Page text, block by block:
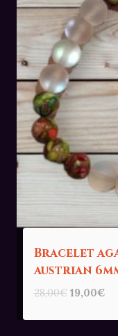
Bracelet
austrian
28,00€ Le
initial
19,00€Le